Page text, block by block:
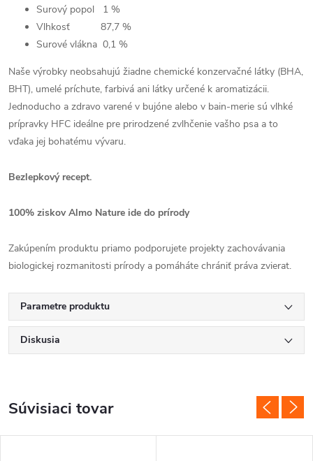
Surový popol 1 %
Vlhkosť 87,7 %
Surové vlákna 0,1 %
Naše výrobky neobsahujú žiadne chemické konzervačné látky (BHA,
BHT), umelé príchute, farbivá ani látky určené k aromatizácii.
Jednoducho a zdravo varené v bujóne alebo v bain-merie sú vlhké
prípravky HFC ideálne pre prirodzené zvlhčenie vašho psa a to
vďaka jej bohatému vývaru.
Bezlepkový recept.
100% ziskov Almo Nature ide do prírody
Zakúpením produktu priamo podporujete projekty zachovávania
biologickej rozmanitosti prírody a pomáháte chrániť práva zvierat.
Parametre produktu
Diskusia
Súvisiaci tovar